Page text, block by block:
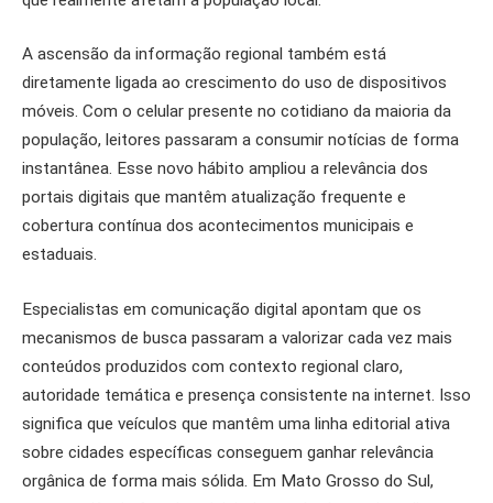
A ascensão da informação regional também está
diretamente ligada ao crescimento do uso de dispositivos
móveis. Com o celular presente no cotidiano da maioria da
população, leitores passaram a consumir notícias de forma
instantânea. Esse novo hábito ampliou a relevância dos
portais digitais que mantêm atualização frequente e
cobertura contínua dos acontecimentos municipais e
estaduais.
Especialistas em comunicação digital apontam que os
mecanismos de busca passaram a valorizar cada vez mais
conteúdos produzidos com contexto regional claro,
autoridade temática e presença consistente na internet. Isso
significa que veículos que mantêm uma linha editorial ativa
sobre cidades específicas conseguem ganhar relevância
orgânica de forma mais sólida. Em Mato Grosso do Sul,